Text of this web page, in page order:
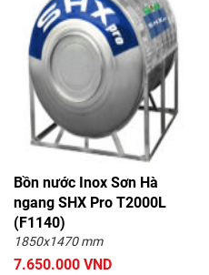
Bồn nước Inox Sơn Hà
ngang SHX Pro T2000L
(F1140)
1850x1470 mm
7.650.000 VND